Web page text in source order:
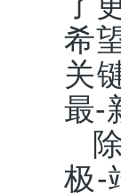
希
关
最-
极-